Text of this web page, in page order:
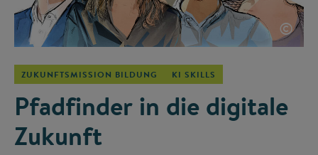
©
ZUKUNFTSMISSION BILDUNG KI SKILLS
Pfadfinder in die digitale
Zukunft